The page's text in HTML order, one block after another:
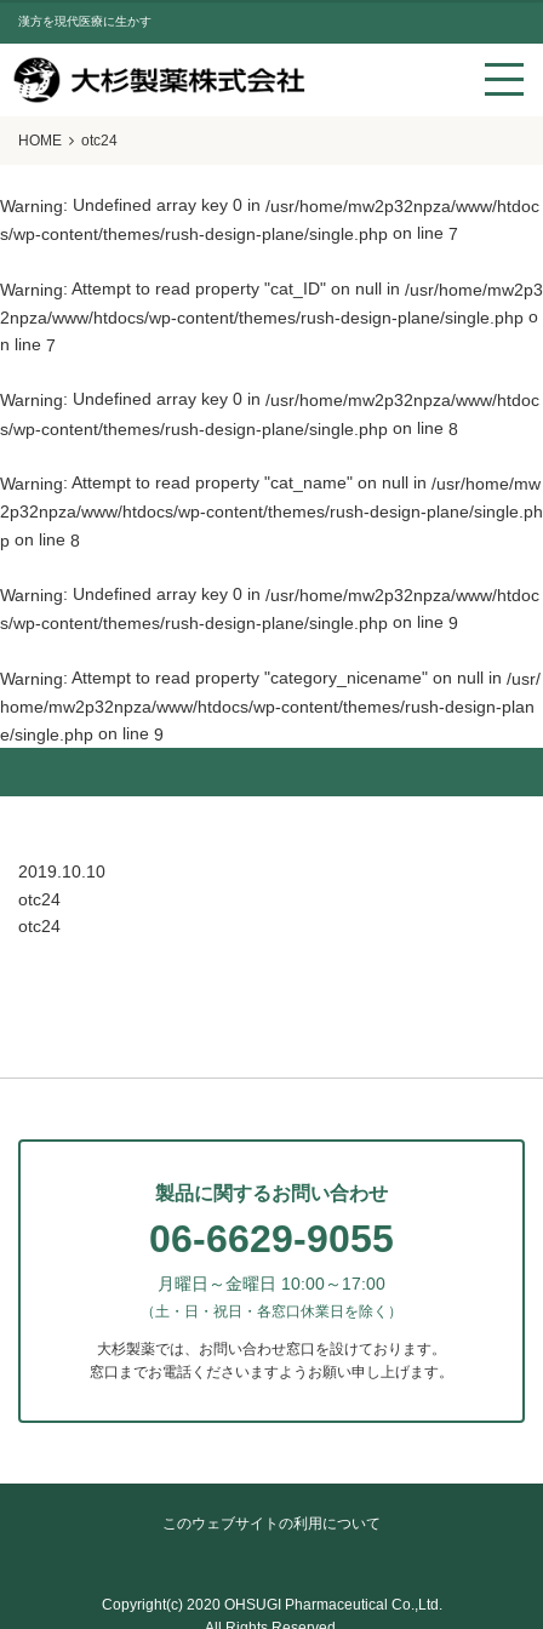
漢方を現代医療に生かす
HOME otc24
Warning: Undefined array key 0 in /usr/home/mw2p32npza/www/htdoc
s/wp-content/themes/rush-design-plane/single.php on line 7
Warning: Attempt to read property "cat_ID" on null in /usr/home/mw2p3
2npza/www/htdocs/wp-content/themes/rush-design-plane/single.php o
n line 7
Warning: Undefined array key 0 in /usr/home/mw2p32npza/www/htdoc
s/wp-content/themes/rush-design-plane/single.php on line 8
Warning: Attempt to read property "cat_name" on null in /usr/home/mw
2p32npza/www/htdocs/wp-content/themes/rush-design-plane/single.ph
p on line 8
Warning: Undefined array key 0 in /usr/home/mw2p32npza/www/htdoc
s/wp-content/themes/rush-design-plane/single.php on line 9
Warning: Attempt to read property "category_nicename" on null in /usr/
home/mw2p32npza/www/htdocs/wp-content/themes/rush-design-plan
e/single.php on line 9
2019.10.10
otc24
otc24
製品に関するお問い合わせ
06-6629-9055
月曜日～金曜日 10:00～17:00
（土・日・祝日・各窓口休業日を除く）
大杉製薬では、お問い合わせ窓口を設けております。
窓口までお電話くださいますようお願い申し上げます。
このウェブサイトの利用について
Copyright(c) 2020 OHSUGI Pharmaceutical Co.,Ltd.